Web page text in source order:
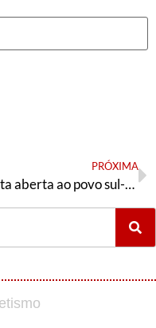
PRÓXIMA
Carta aberta ao povo sul-mato-grossense